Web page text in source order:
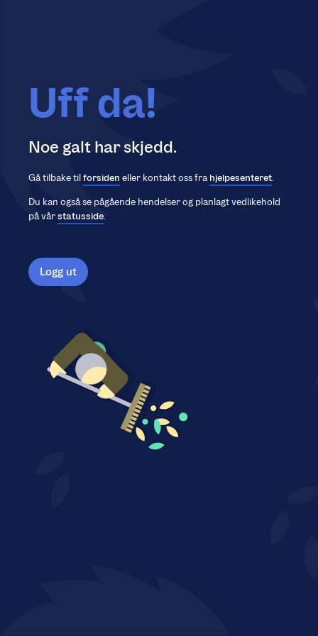
Uff da!
Noe galt har skjedd.
Gå tilbake tilforsiden eller kontakt oss frahjelpesenteret.
Du kan også se pågående hendelser og planlagt vedlikehold
på vårstatusside.
Logg ut